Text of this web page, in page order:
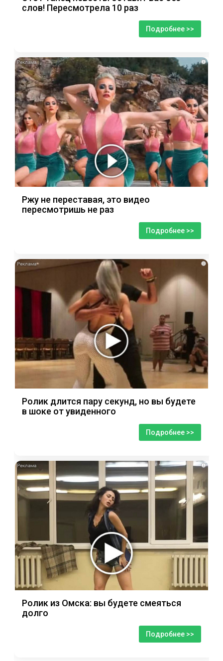
слов! Пересмотрела 10 раз
Подробнее >>
i
Ржу не переставая, это видео
пересмотришь не раз
Подробнее >>
i
Ролик длится пару секунд, но вы будете
в шоке от увиденного
Подробнее >>
i
Ролик из Омска: вы будете смеяться
долго
Подробнее >>